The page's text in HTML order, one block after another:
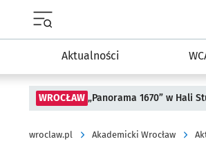
Menu główne portalu wroclaw.pl
Aktualności
WROCŁAW „Panorama 1670” w Hali
wroclaw.pl Akademicki Wrocław